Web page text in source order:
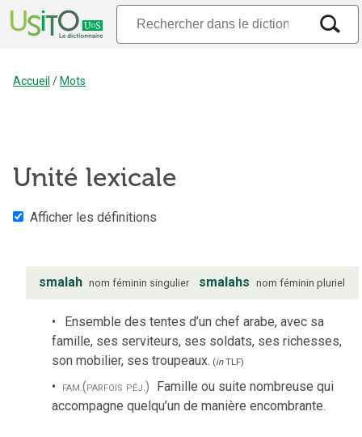
Accueil / Mots
Unité lexicale
Afficher les définitions
smalah nom féminin singulier smalahs nom féminin pluriel
Ensemble des tentes d’un chef arabe, avec sa
famille, ses serviteurs, ses soldats, ses richesses,
son mobilier, ses troupeaux. (inTLF)
fam.(parfois péj.) Famille ou suite nombreuse qui
accompagne quelqu’un de manière encombrante.